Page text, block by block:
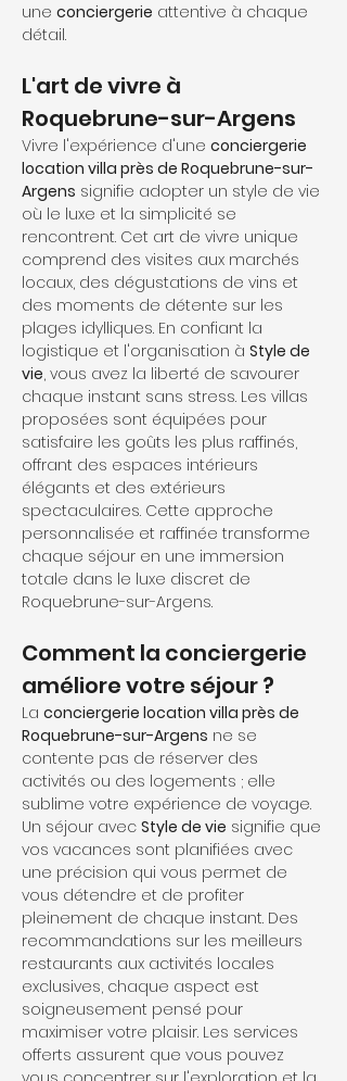
une conciergerie attentive à chaque
détail.
L'art de vivre à
Roquebrune-sur-Argens
Vivre l'expérience d'une conciergerie
location villa près de Roquebrune-sur-
Argens signifie adopter un style de vie
où le luxe et la simplicité se
rencontrent. Cet art de vivre unique
comprend des visites aux marchés
locaux, des dégustations de vins et
des moments de détente sur les
plages idylliques. En confiant la
logistique et l'organisation à Style de
vie, vous avez la liberté de savourer
chaque instant sans stress. Les villas
proposées sont équipées pour
satisfaire les goûts les plus raffinés,
offrant des espaces intérieurs
élégants et des extérieurs
spectaculaires. Cette approche
personnalisée et raffinée transforme
chaque séjour en une immersion
totale dans le luxe discret de
Roquebrune-sur-Argens.
Comment la conciergerie
améliore votre séjour ?
La conciergerie location villa près de
Roquebrune-sur-Argens ne se
contente pas de réserver des
activités ou des logements ; elle
sublime votre expérience de voyage.
Un séjour avec Style de vie signifie que
vos vacances sont planifiées avec
une précision qui vous permet de
vous détendre et de profiter
pleinement de chaque instant. Des
recommandations sur les meilleurs
restaurants aux activités locales
exclusives, chaque aspect est
soigneusement pensé pour
maximiser votre plaisir. Les services
offerts assurent que vous pouvez